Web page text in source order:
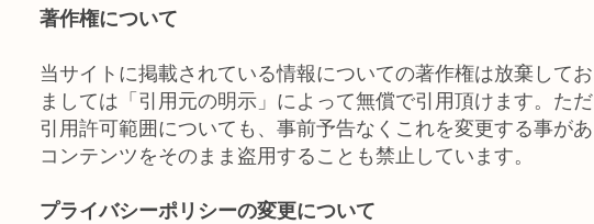
著作権について
当サイトに掲載されている情報についての著作権は放棄して
ましては「引用元の明示」によって無償で引用頂けます。た
引用許可範囲についても、事前予告なくこれを変更する事が
コンテンツをそのまま盗用することも禁止しています。
プライバシーポリシーの変更について